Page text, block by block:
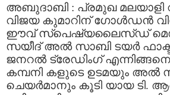
അബുദാബി : പ്രമുഖ മലയാളി
വിജയ കുമാറിന്‌ ഗോൾഡൻ
ഈവ് സ്പെഷ്യലൈസ്ഡ്
സയീദ് അൽ സാബി ടയർ
ജനറൽ ട്രേഡിംഗ്
കമ്പനി കളുടെ ഉടമയും അൽ
ചെയർമാനും കൂടി യായ ടി.